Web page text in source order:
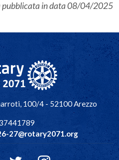
pubblicata in data08/04/2025
100/4 - 52100 Arezzo
27@rotary2071.org